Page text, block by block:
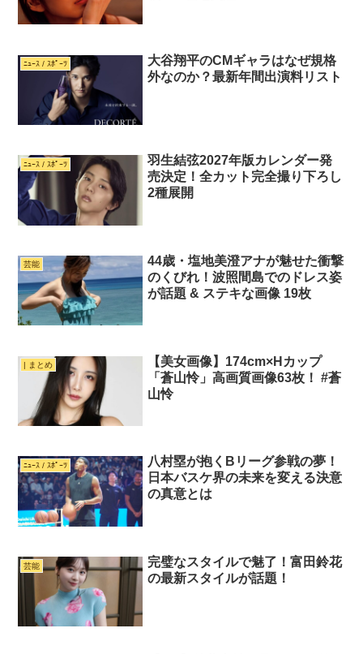
ﾆｭｰｽ / ｽﾎﾟｰﾂ
大谷翔平のCMギャラはなぜ規格
外なのか？最新年間出演料リスト
ﾆｭｰｽ / ｽﾎﾟｰﾂ
羽生結弦2027年版カレンダー発
売決定！全カット完全撮り下ろし
2種展開
芸能
44歳・塩地美澄アナが魅せた衝撃
のくびれ！波照間島でのドレス姿
が話題 & ステキな画像 19枚
| まとめ
【美女画像】174cm×Hカップ
「蒼山怜」高画質画像63枚！ #蒼
山怜
ﾆｭｰｽ / ｽﾎﾟｰﾂ
八村塁が抱くBリーグ参戦の夢！
日本バスケ界の未来を変える決意
の真意とは
芸能
完璧なスタイルで魅了！富田鈴花
の最新スタイルが話題！